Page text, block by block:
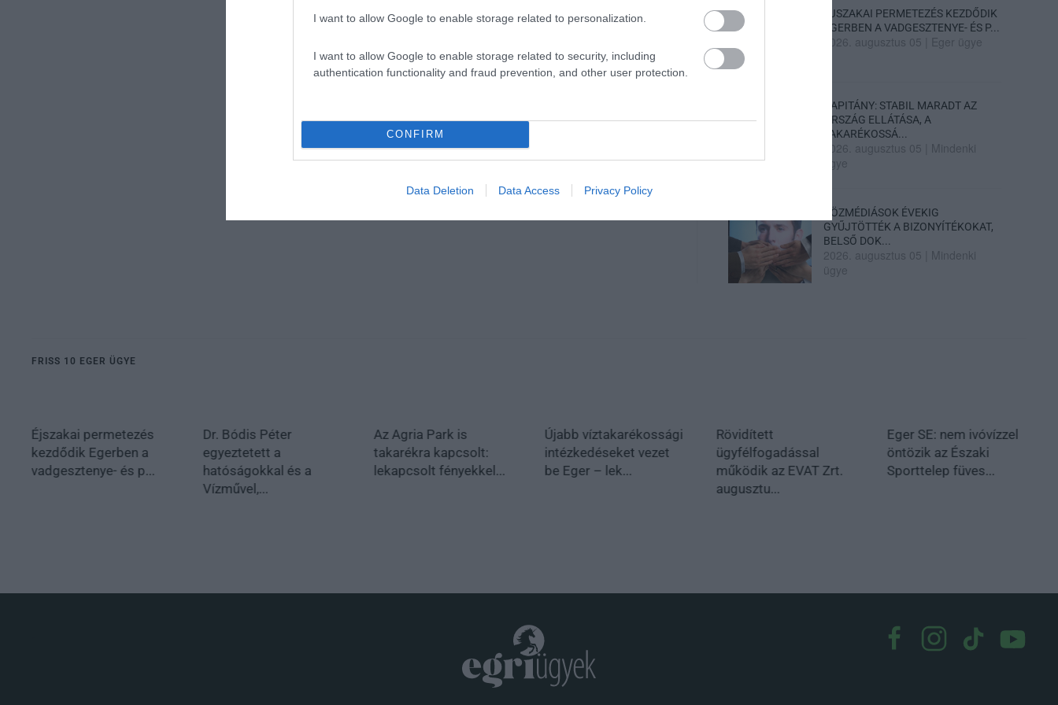
I want to allow Google to enable storage related to personalization.
I want to allow Google to enable storage related to security, including
authentication functionality and fraud prevention, and other user protection.
CONFIRM
Data Deletion Data Access Privacy Policy
ÉJSZAKAI PERMETEZÉS KEZDŐDIK
EGERBEN A VADGESZTENYE- ÉS P...
2026. augusztus 05 Eger ügye
KAPITÁNY: STABIL MARADT AZ
ORSZÁG ELLÁTÁSA, A
TAKARÉKOSSÁ...
2026. augusztus 05
Mindenki
ügye
KÖZMÉDIÁSOK ÉVEKIG
GYŰJTÖTTÉK A BIZONYÍTÉKOKAT,
BELSŐ DOK...
2026. augusztus 05
Mindenki
ügye
FRISS 10 EGER ÜGYE
Éjszakai permetezés
kezdődik Egerben a
vadgesztenye- és p...
Dr. Bódis Péter
egyeztetett a
hatóságokkal és a
Vízművel,...
Az Agria Park is
takarékra kapcsolt:
lekapcsolt fényekkel...
Újabb víztakarékossági
intézkedéseket vezet
be Eger – lek...
Rövidített
ügyfélfogadással
működik az EVAT Zrt.
augusztu...
Eger SE: nem ivóvízzel
öntözik az Északi
Sporttelep füves...